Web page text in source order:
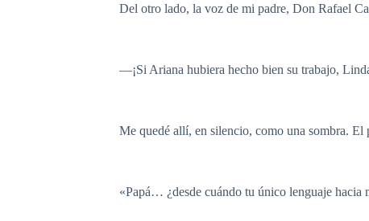
Del otro lado, la voz de mi padre, Don Rafael
—¡Si Ariana hubiera hecho bien su trabajo,
Me quedé allí, en silencio, como una sombra. El
«Papá… ¿desde cuándo tu único lenguaje hacia